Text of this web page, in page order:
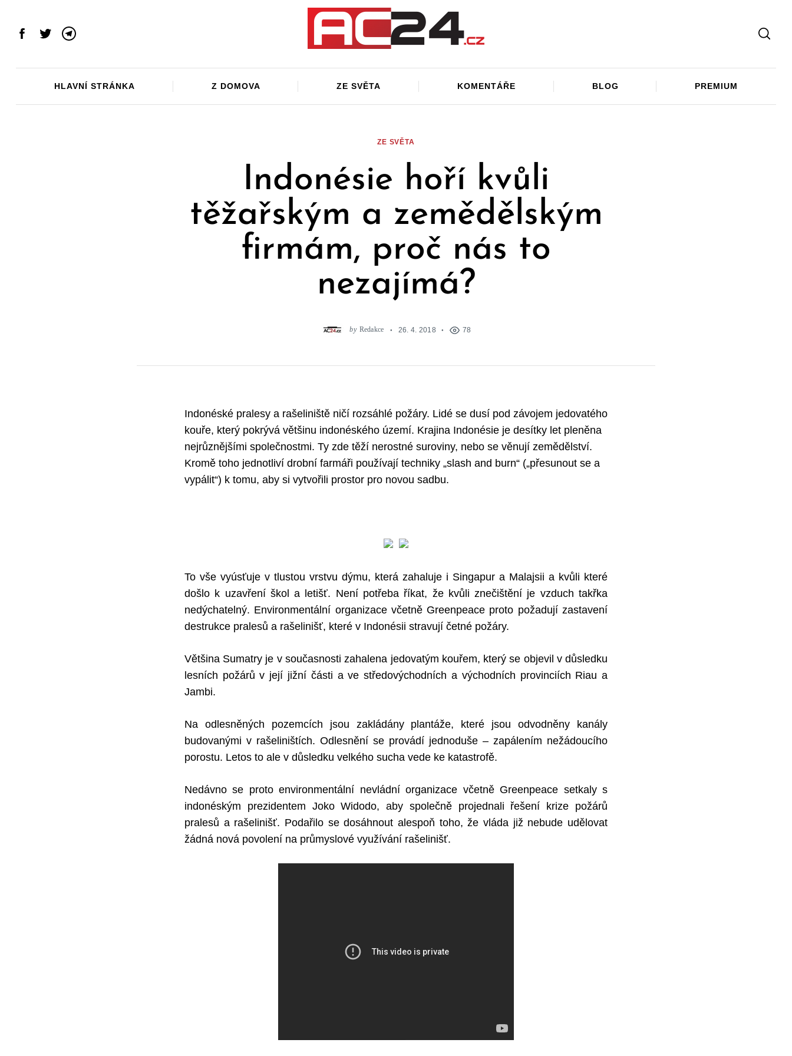
contentFacebook
TwitterTelegram
HLAVNÍ STRÁNKA Z DOMOVA ZE SVĚTA KOMENTÁŘE BLOG PREMIUM
ZE SVĚTA
Indonésie hoří kvůli
těžařským a zemědělským
firmám, proč nás to
nezajímá?
by Redakce 26. 4. 2018 78
Indonéské pralesy a rašeliniště ničí rozsáhlé požáry. Lidé se dusí pod závojem jedovatého
kouře, který pokrývá většinu indonéského území. Krajina Indonésie je desítky let pleněna
nejrůznějšími společnostmi. Ty zde těží nerostné suroviny, nebo se věnují zemědělství.
Kromě toho jednotliví drobní farmáři používají techniky „slash and burn“ („přesunout se a
vypálit“) k tomu, aby si vytvořili prostor pro novou sadbu.
To vše vyúsťuje v tlustou vrstvu dýmu, která zahaluje i Singapur a Malajsii a kvůli které
došlo k uzavření škol a letišť. Není potřeba říkat, že kvůli znečištění je vzduch takřka
nedýchatelný. Environmentální organizace včetně Greenpeace proto požadují zastavení
destrukce pralesů a rašelinišť, které v Indonésii stravují četné požáry.
Většina Sumatry je v současnosti zahalena jedovatým kouřem, který se objevil v důsledku
lesních požárů v její jižní části a ve středovýchodních a východních provinciích Riau a
Jambi.
Na odlesněných pozemcích jsou zakládány plantáže, které jsou odvodněny kanály
budovanými v rašeliništích. Odlesnění se provádí jednoduše – zapálením nežádoucího
porostu. Letos to ale v důsledku velkého sucha vede ke katastrofě.
Nedávno se proto environmentální nevládní organizace včetně Greenpeace setkaly s
indonéským prezidentem Joko Widodo, aby společně projednali řešení krize požárů
pralesů a rašelinišť. Podařilo se dosáhnout alespoň toho, že vláda již nebude udělovat
žádná nová povolení na průmyslové využívání rašelinišť.